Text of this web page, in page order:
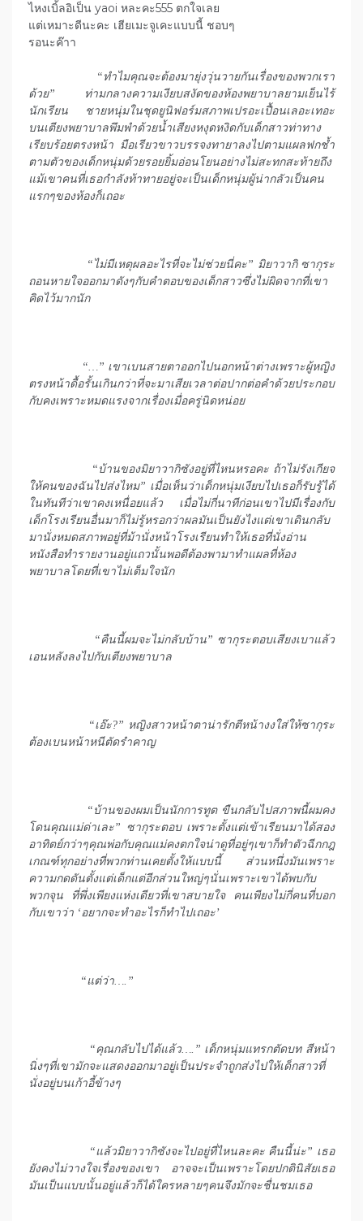
ไหงเบิ้ลอิเป็น yaoi หละคะ555 ตกใจเลย
แต่เหมาะดีนะคะ เฮียเมะจูเคะแบบนี้ ชอบๆ
รอนะค๊าา
“ทำไมคุณจะต้องมายุ่งวุ่นวายกันเรื่องของพวกเรา
ด้วย” ท่ามกลางความเงียบสงัดของห้องพยาบาลยามเย็นไร้
นักเรียน ชายหนุ่มในชุดยูนิฟอร์มสภาพเปรอะเปื้อนเลอะเทอะ
บนเตียงพยาบาลพึมพำด้วยน้ำเสียงหงุดหงิดกับเด็กสาวท่าทาง
เรียบร้อยตรงหน้า มือเรียวขาวบรรจงทายาลงไปตามแผลฟกช้ำ
ตามตัวของเด็กหนุ่มด้วยรอยยิ้มอ่อนโยนอย่างไม่สะทกสะท้ายถึง
แม้เขาคนที่เธอกำลังท้าทายอยู่จะเป็นเด็กหนุ่มผู้น่ากลัวเป็นคน
แรกๆของห้องก็เถอะ
“ไม่มีเหตุผลอะไรที่จะไม่ช่วยนี่คะ” มิยาวากิ ซากุระ
ถอนหายใจออกมาดังๆกับคำตอบของเด็กสาวซึ่งไม่ผิดจากที่เขา
คิดไว้มากนัก
“…” เขาเบนสายตาออกไปนอกหน้าต่างเพราะผู้หญิง
ตรงหน้าดื้อรั้นเกินกว่าที่จะมาเสียเวลาต่อปากต่อคำด้วยประกอบ
กับคงเพราะหมดแรงจากเรื่องเมื่อครู่นิดหน่อย
“บ้านของมิยาวากิซังอยู่ที่ไหนหรอคะ ถ้าไม่รังเกียจ
ให้คนของฉันไปส่งไหม” เมื่อเห็นว่าเด็กหนุ่มเงียบไปเธอก็รับรู้ได้
ในทันทีว่าเขาคงเหนื่อยแล้ว เมื่อไม่กี่นาทีก่อนเขาไปมีเรื่องกับ
เด็กโรงเรียนอื่นมาก็ไม่รู้หรอกว่าผลมันเป็นยังไงแต่เขาเดินกลับ
มานั่งหมดสภาพอยู่ที่ม้านั่งหน้าโรงเรียนทำให้เธอที่นั่งอ่าน
หนังสือทำรายงานอยู่แถวนั้นพอดีต้องพามาทำแผลที่ห้อง
พยาบาลโดยที่เขาไม่เต็มใจนัก
“คืนนี้ผมจะไม่กลับบ้าน” ซากุระตอบเสียงเบาแล้ว
เอนหลังลงไปกับเตียงพยาบาล
“เอ๊ะ?” หญิงสาวหน้าตาน่ารักตีหน้างงใส่ให้ซากุระ
ต้องเบนหน้าหนีตัดรำคาญ
“บ้านของผมเป็นนักการทูต ขืนกลับไปสภาพนี้ผมคง
โดนคุณแม่ด่าเละ” ซากุระตอบ เพราะตั้งแต่เข้าเรียนมาได้สอง
อาทิตย์กว่าๆคุณพ่อกับคุณแม่คงตกใจน่าดูที่อยู่ๆเขาก็ทำตัวฉีกกฎ
เกณฑ์ทุกอย่างที่พวกท่านเคยตั้งให้แบบนี้ ส่วนหนึ่งมันเพราะ
ความกดดันตั้งแต่เด็กแต่อีกส่วนใหญ่ๆนั่นเพราะเขาได้พบกับ
พวกจุน ที่พึ่งเพียงแห่งเดียวที่เขาสบายใจ คนเพียงไม่กี่คนที่บอก
กับเขาว่า ‘อยากจะทำอะไรก็ทำไปเถอะ’
“แต่ว่า….”
“คุณกลับไปได้แล้ว….” เด็กหนุ่มแทรกตัดบท สีหน้า
นิ่งๆที่เขามักจะแสดงออกมาอยู่เป็นประจำถูกส่งไปให้เด็กสาวที่
นั่งอยู่บนเก้าอี้ข้างๆ
“แล้วมิยาวากิซังจะไปอยู่ที่ไหนละคะ คืนนี้น่ะ” เธอ
ยังคงไม่วางใจเรื่องของเขา อาจจะเป็นเพราะโดยปกตินิสัยเธอ
มันเป็นแบบนั้นอยู่แล้วก็ได้ใครหลายๆคนจึงมักจะชื่นชมเธอ